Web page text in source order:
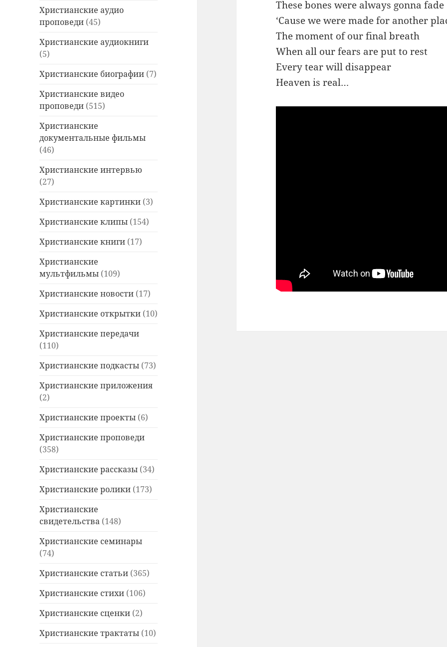
Христианские аудио
проповеди (45)
Христианские аудиокниги
(5)
Христианские биографии (7)
Христианские видео
проповеди (515)
Христианские
документальные фильмы
(46)
Христианские интервью
(27)
Христианские картинки (3)
Христианские клипы (154)
Христианские книги (17)
Христианские
мультфильмы (109)
Христианские новости (17)
Христианские открытки (10)
Христианские передачи
(110)
Христианские подкасты (73)
Христианские приложения
(2)
Христианские проекты (6)
Христианские проповеди
(358)
Христианские рассказы (34)
Христианские ролики (173)
Христианские
свидетельства (148)
Христианские семинары
(74)
Христианские статьи (365)
Христианские стихи (106)
Христианские сценки (2)
Христианские трактаты (10)
These bones were always gonna fade
‘Cause we were made for another
The moment of our final breath
When all our fears are put to rest
Every tear will disappear
Heaven is real…